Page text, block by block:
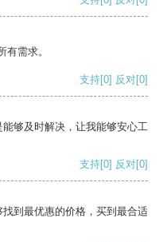
需求。
支持[0] 反对[0]
够及时解决，让我能够安心工
支持[0] 反对[0]
到最优惠的价格，买到最合适